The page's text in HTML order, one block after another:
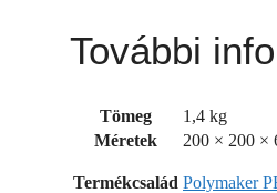
További
Tömeg
1,4 kg
Méretek
200 × 200 ×
Termékcsalád Polymaker